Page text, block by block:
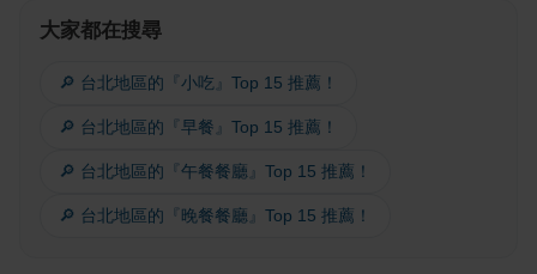
大家都在搜尋
🔎 台北地區的『小吃』Top 15 推薦！
🔎 台北地區的『早餐』Top 15 推薦！
🔎 台北地區的『午餐餐廳』Top 15 推薦！
🔎 台北地區的『晚餐餐廳』Top 15 推薦！